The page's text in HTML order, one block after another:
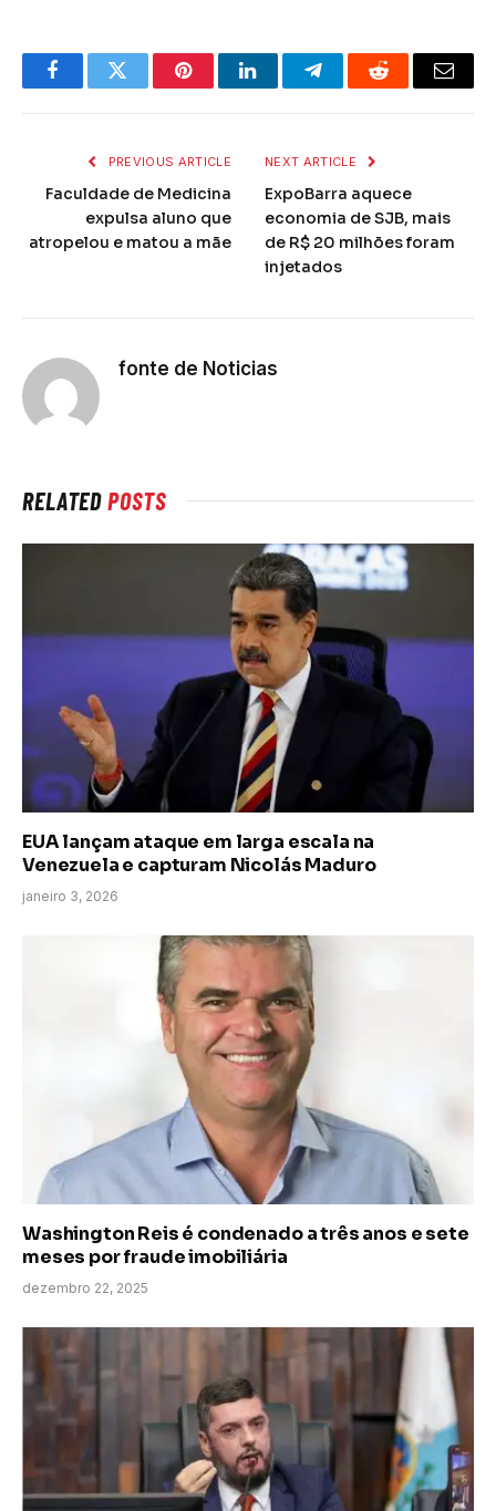
FacebookTwitter PinterestLinkedInTelegramReddit Email
PREVIOUS ARTICLE
Faculdade de Medicina
expulsa aluno que
atropelou e matou a mãe
NEXT ARTICLE
ExpoBarra aquece
economia de SJB, mais
de R$ 20 milhões foram
injetados
fonte de Noticias
RELATEDPOSTS
EUA lançam ataque em larga escala na
Venezuela e capturam Nicolás Maduro
janeiro 3, 2026
Washington Reis é condenado a três anos e sete
meses por fraude imobiliária
dezembro 22, 2025